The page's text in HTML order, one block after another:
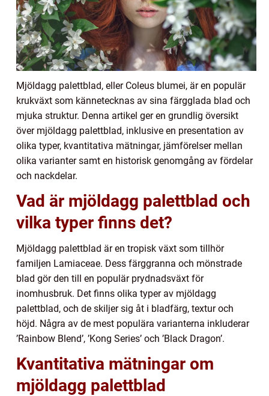
Mjöldagg palettblad, eller Coleus blumei, är en populär
krukväxt som kännetecknas av sina färgglada blad och
mjuka struktur. Denna artikel ger en grundlig översikt
över mjöldagg palettblad, inklusive en presentation av
olika typer, kvantitativa mätningar, jämförelser mellan
olika varianter samt en historisk genomgång av fördelar
och nackdelar.
Vad är mjöldagg palettblad och
vilka typer finns det?
Mjöldagg palettblad är en tropisk växt som tillhör
familjen Lamiaceae. Dess färggranna och mönstrade
blad gör den till en populär prydnadsväxt för
inomhusbruk. Det finns olika typer av mjöldagg
palettblad, och de skiljer sig åt i bladfärg, textur och
höjd. Några av de mest populära varianterna inkluderar
’Rainbow Blend’, ’Kong Series’ och ’Black Dragon’.
Kvantitativa mätningar om
mjöldagg palettblad